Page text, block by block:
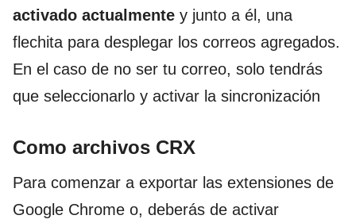
activado actualmente y junto a él, una
flechita para desplegar los correos agregados.
En el caso de no ser tu correo, solo tendrás
que seleccionarlo y activar la sincronización
Como archivos CRX
Para comenzar a exportar las extensiones de
Google Chrome o, deberás de activar